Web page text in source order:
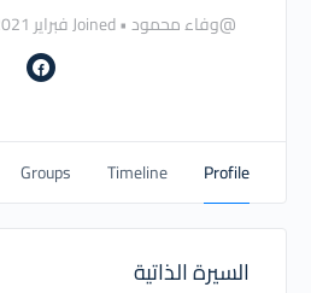
@وفاء محمود•Joined فبراير 2021
Profile
Timeline
Groups
السيرة الذاتية